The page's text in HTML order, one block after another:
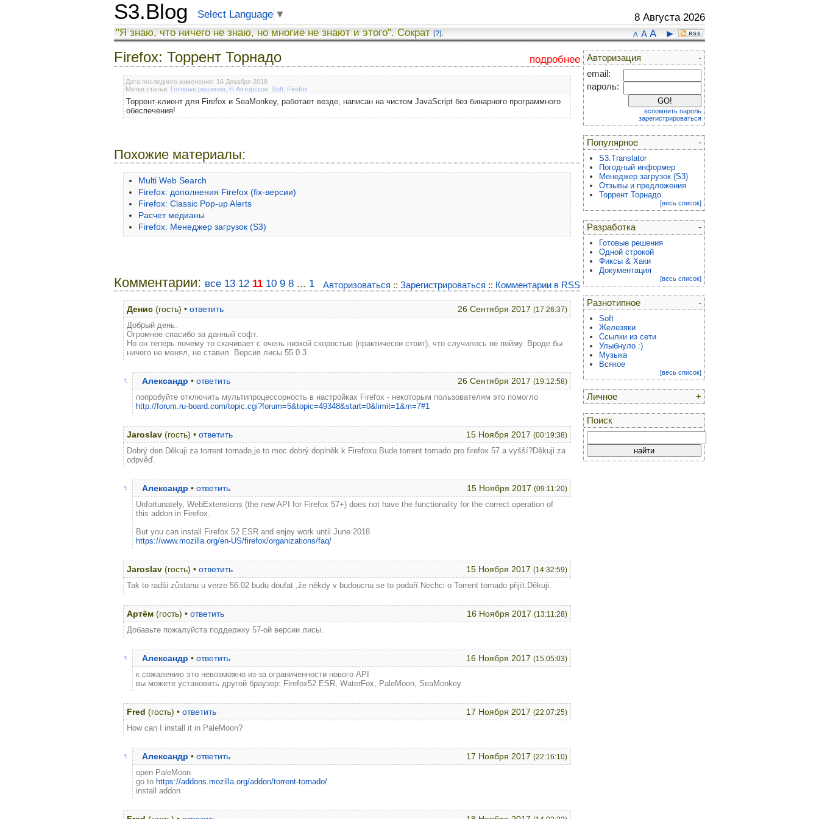
S3.Blog Select Language ▼ 8 Августа 2026
A A A ►
"Я знаю, что ничего не знаю, но многие не знают и этого". Сократ [?].
подробнее
Firefox: Торрент Торнадо
Дата последнего изменения: 16 Декабря 2018
Метки статьи: Готовые решения © Авторское Soft Firefox
Торрент-клиент для Firefox и SeaMonkey, работает везде, написан на чистом JavaScript без бинарного программного
обеспечения!
Похожие материалы:
Multi Web Search
Firefox: дополнения Firefox (fix-версии)
Firefox: Classic Pop-up Alerts
Расчет медианы
Firefox: Менеджер загрузок (S3)
Авторизоваться :: Зарегистрироваться :: Комментарии в RSS
Комментарии: все 13 12 11 10 9 8 ... 1
26 Сентября 2017 (17:26:37)
Денис (гость) • ответить
Добрый день.
Огромное спасибо за данный софт.
Но он теперь почему то скачивает с очень низкой скоростью (практически стоит), что случилось не пойму. Вроде бы
ничего не менял, не ставил. Версия лисы 55.0.3
26 Сентября 2017 (19:12:58)
Александр • ответить
попробуйте отключить мультипроцессорность в настройках Firefox - некоторым пользователям это помогло
http://forum.ru-board.com/topic.cgi?forum=5&topic=49348&start=0&limit=1&m=7#1
15 Ноября 2017 (00:19:38)
Jaroslav (гость) • ответить
Dobrý den.Děkuji za torrent tornado,je to moc dobrý doplněk k Firefoxu.Bude torrent tornado pro firefox 57 a vyšší?Děkuji za
odpvěď.
15 Ноября 2017 (09:11:20)
Александр • ответить
Unfortunately, WebExtensions (the new API for Firefox 57+) does not have the functionality for the correct operation of
this addon in Firefox.
But you can install Firefox 52 ESR and enjoy work until June 2018
https://www.mozilla.org/en-US/firefox/organizations/faq/
15 Ноября 2017 (14:32:59)
Jaroslav (гость) • ответить
Tak to radši zůstanu u verze 56.02 budu doufat ,že někdy v budoucnu se to podaří.Nechci o Torrent tornado přijít.Děkuji.
16 Ноября 2017 (13:11:28)
Артём (гость) • ответить
Добавьте пожалуйста поддержку 57-ой версии лисы.
16 Ноября 2017 (15:05:03)
Александр • ответить
к сожалению это невозможно из-за ограниченности нового API
вы можете установить другой браузер: Firefox52 ESR, WaterFox, PaleMoon, SeaMonkey
17 Ноября 2017 (22:07:25)
Fred (гость) • ответить
How can I install it in PaleMoon?
17 Ноября 2017 (22:16:10)
Александр • ответить
open PaleMoon
go to https://addons.mozilla.org/addon/torrent-tornado/
install addon
-
Авторизация
email:
пароль:
вспомнить пароль
зарегистрироваться
-
Популярное
S3.Translator
Погодный информер
Менеджер загрузок (S3)
Отзывы и предложения
Торрент Торнадо
[весь список]
-
Разработка
Готовые решения
Одной строкой
Фиксы & Хаки
Документация
[весь список]
-
Разнотипное
Soft
Железяки
Ссылки из сети
Улыбнуло :)
Музыка
Всякое
[весь список]
+
Личное
Поиск